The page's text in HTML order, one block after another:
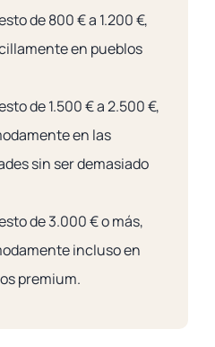
de 800 € a 1.200 €,
en pueblos
de 1.500 € a 2.500 €,
en las
sin ser demasiado
de 3.000 € o más,
incluso en
premium.